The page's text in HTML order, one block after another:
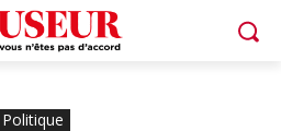
Politique